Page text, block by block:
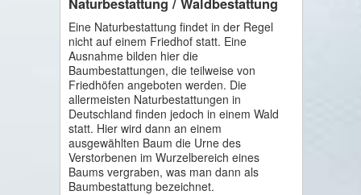
Eine Naturbestattung findet in der Regel
nicht auf einem Friedhof statt. Eine
Ausnahme bilden hier die
Baumbestattungen, die teilweise von
Friedhöfen angeboten werden. Die
allermeisten Naturbestattungen in
Deutschland finden jedoch in einem Wald
statt. Hier wird dann an einem
ausgewählten Baum die Urne des
Verstorbenen im Wurzelbereich eines
Baums vergraben, was man dann als
Baumbestattung bezeichnet.